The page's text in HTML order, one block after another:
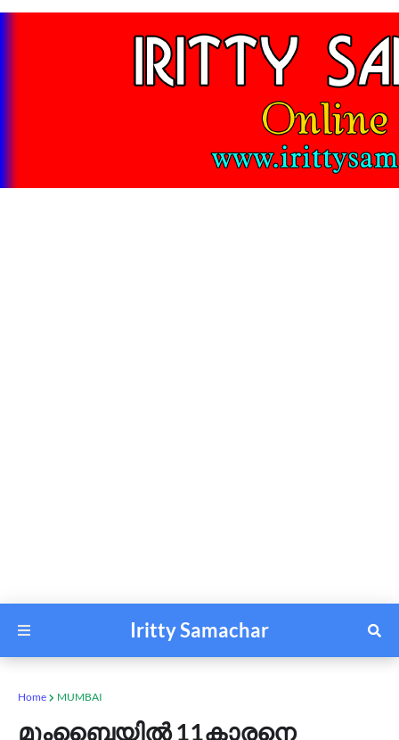
Iritty Samachar
Home MUMBAI
മുംബൈയില്‍ 11കാരനെ